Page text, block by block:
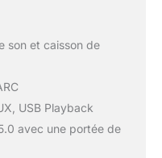
son et caisson de
USB Playback
avec une portée de